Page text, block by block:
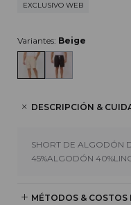
EXCLUSIVO WEB
Variantes: Beige
DESCRIPCIÓN &
SHORT DE ALGODÓN
45%ALGODÓN
MÉTODOS & COSTOS